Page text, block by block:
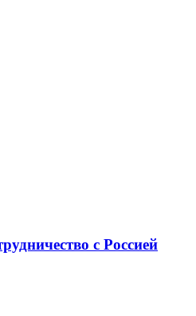
с Россией